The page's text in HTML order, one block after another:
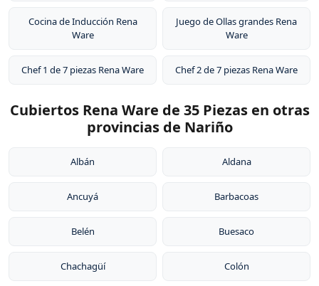
Cocina de Inducción Rena
Ware
Juego de Ollas grandes Rena
Ware
Chef 1 de 7 piezas Rena Ware Chef 2 de 7 piezas Rena Ware
Cubiertos Rena Ware de 35 Piezas en otras
provincias de Nariño
Albán Aldana
Ancuyá Barbacoas
Belén Buesaco
Chachagüí Colón